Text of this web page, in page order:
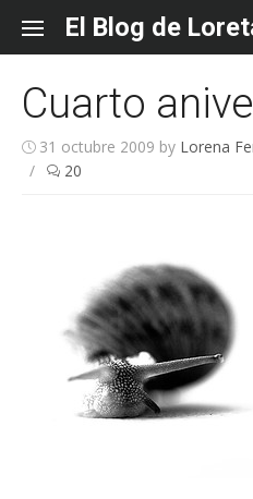
content
El Blog de
Cuarto
31 octubre 2009 by Lorena
/
20